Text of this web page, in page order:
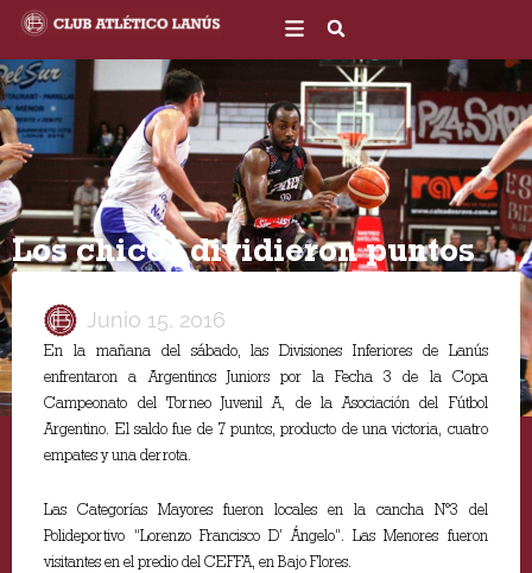
contenido
Los chicos dividieron puntos
Junio 15, 2016
En la mañana del sábado, las Divisiones Inferiores de Lanús
enfrentaron a Argentinos Juniors por la Fecha 3 de la Copa
Campeonato del Torneo Juvenil A, de la Asociación del Fútbol
Argentino. El saldo fue de 7 puntos, producto de una victoria, cuatro
empates y una derrota.
Las Categorías Mayores fueron locales en la cancha N°3 del
Polideportivo “Lorenzo Francisco D’ Ángelo”. Las Menores fueron
visitantes en el predio del CEFFA, en Bajo Flores.